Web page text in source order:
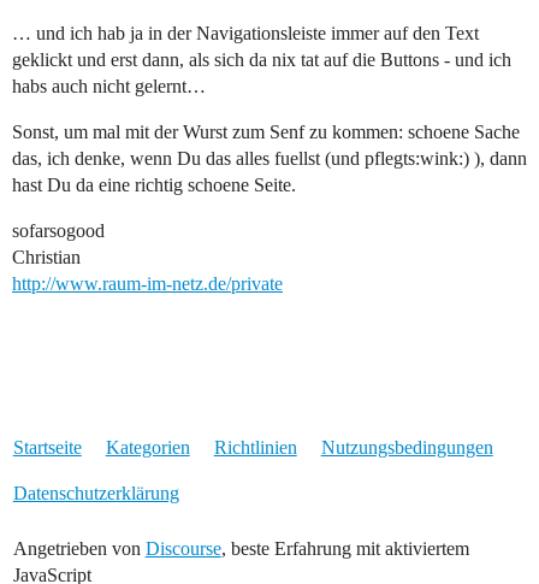
… und ich hab ja in der Navigationsleiste immer auf den Text
geklickt und erst dann, als sich da nix tat auf die Buttons - und ich
habs auch nicht gelernt…
Sonst, um mal mit der Wurst zum Senf zu kommen: schoene Sache
das, ich denke, wenn Du das alles fuellst (und pflegts:wink:) ), dann
hast Du da eine richtig schoene Seite.
sofarsogood
Christian
http://www.raum-im-netz.de/private
Startseite Kategorien Richtlinien Nutzungsbedingungen
Datenschutzerklärung
Angetrieben von Discourse, beste Erfahrung mit aktiviertem
JavaScript